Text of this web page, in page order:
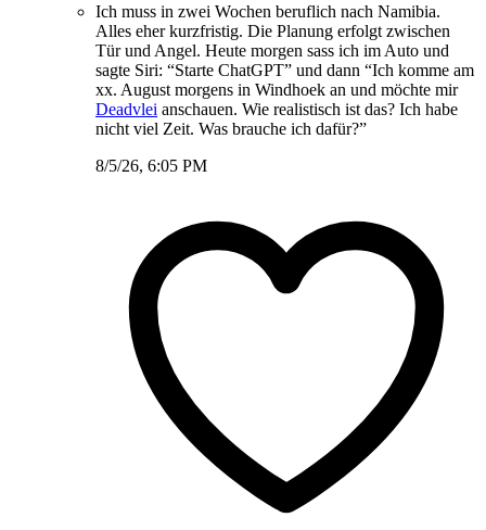
Ich muss in zwei Wochen beruflich nach Namibia.
Alles eher kurzfristig. Die Planung erfolgt zwischen
Tür und Angel. Heute morgen sass ich im Auto und
sagte Siri: “Starte ChatGPT” und dann “Ich komme am
xx. August morgens in Windhoek an und möchte mir
Deadvlei anschauen. Wie realistisch ist das? Ich habe
nicht viel Zeit. Was brauche ich dafür?”
8/5/26, 6:05 PM